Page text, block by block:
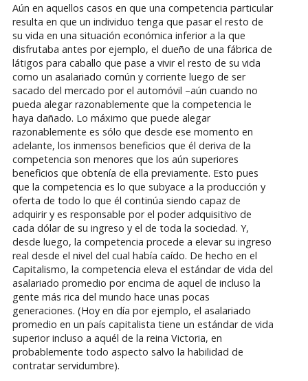
Aún en aquellos casos en que una competencia particular
resulta en que un individuo tenga que pasar el resto de
su vida en una situación económica inferior a la que
disfrutaba antes por ejemplo, el dueño de una fábrica de
látigos para caballo que pase a vivir el resto de su vida
como un asalariado común y corriente luego de ser
sacado del mercado por el automóvil –aún cuando no
pueda alegar razonablemente que la competencia le
haya dañado. Lo máximo que puede alegar
razonablemente es sólo que desde ese momento en
adelante, los inmensos beneficios que él deriva de la
competencia son menores que los aún superiores
beneficios que obtenía de ella previamente. Esto pues
que la competencia es lo que subyace a la producción y
oferta de todo lo que él continúa siendo capaz de
adquirir y es responsable por el poder adquisitivo de
cada dólar de su ingreso y el de toda la sociedad. Y,
desde luego, la competencia procede a elevar su ingreso
real desde el nivel del cual había caído. De hecho en el
Capitalismo, la competencia eleva el estándar de vida del
asalariado promedio por encima de aquel de incluso la
gente más rica del mundo hace unas pocas
generaciones. (Hoy en día por ejemplo, el asalariado
promedio en un país capitalista tiene un estándar de vida
superior incluso a aquél de la reina Victoria, en
probablemente todo aspecto salvo la habilidad de
contratar servidumbre).